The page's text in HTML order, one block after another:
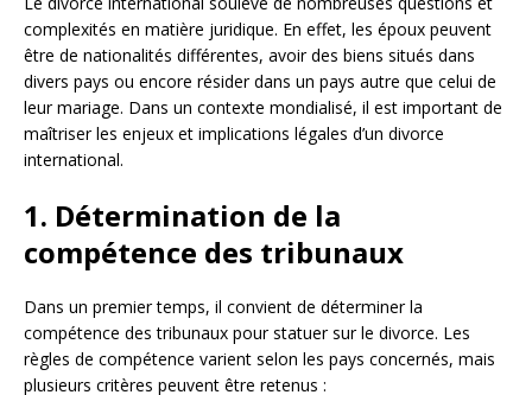
complexités en matière juridique. En effet, les époux peuvent
être de nationalités différentes, avoir des biens situés dans
divers pays ou encore résider dans un pays autre que celui de
leur mariage. Dans un contexte mondialisé, il est important de
maîtriser les enjeux et implications légales d’un divorce
international.
1. Détermination de la
compétence des tribunaux
Dans un premier temps, il convient de déterminer la
compétence des tribunaux pour statuer sur le divorce. Les
règles de compétence varient selon les pays concernés, mais
plusieurs critères peuvent être retenus :